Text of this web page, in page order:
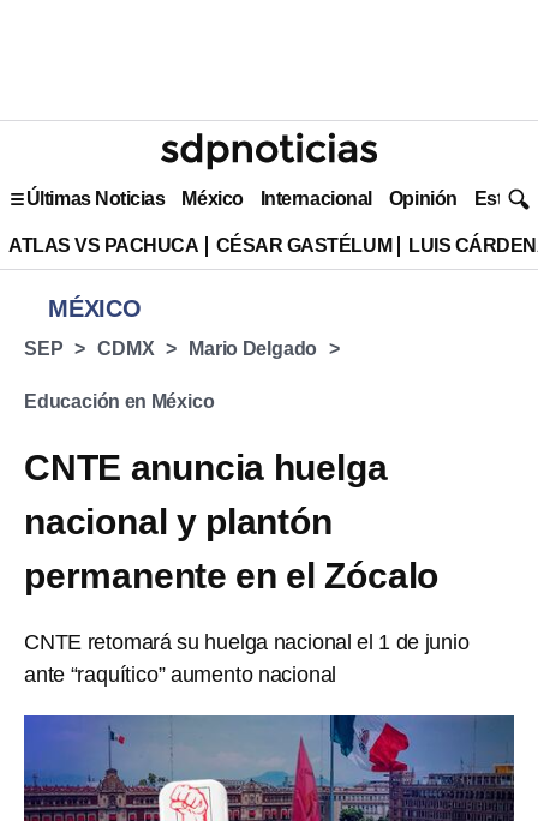
Últimas Noticias México Internacional Opinión Estilo
ATLAS VS PACHUCA CÉSAR GASTÉLUM LUIS
MÉXICO
SEP CDMX Mario Delgado
Educación en México
CNTE anuncia huelga
nacional y plantón
permanente en el Zócalo
CNTE retomará su huelga nacional el 1 de junio
ante “raquítico” aumento nacional